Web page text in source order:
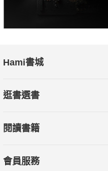
Hami書城
逛書選書
閱讀書籍
會員服務